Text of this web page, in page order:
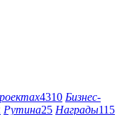
4310 Бизнес-
Рутина25 Награды115